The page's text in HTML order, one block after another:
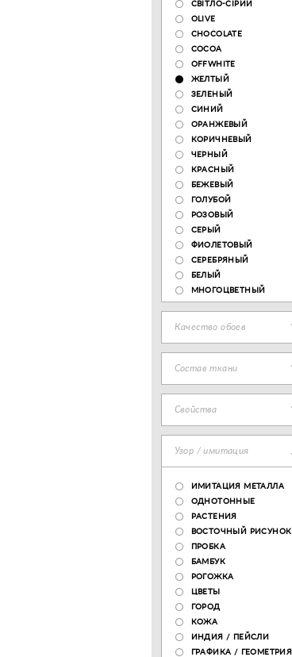
СВІТЛО-СІРИЙ
OLIVE
CHOCOLATE
COCOA
OFFWHITE
ЖЕЛТЫЙ
ЗЕЛЕНЫЙ
СИНИЙ
ОРАНЖЕВЫЙ
КОРИЧНЕВЫЙ
ЧЕРНЫЙ
КРАСНЫЙ
БЕЖЕВЫЙ
ГОЛУБОЙ
РОЗОВЫЙ
СЕРЫЙ
ФИОЛЕТОВЫЙ
СЕРЕБРЯНЫЙ
БЕЛЫЙ
МНОГОЦВЕТНЫЙ
Качество обоев
Состав ткани
Свойства
Узор / имитация
ИМИТАЦИЯ МЕТАЛЛА
ОДНОТОННЫЕ
РАСТЕНИЯ
ВОСТОЧНЫЙ РИСУНОК
ПРОБКА
БАМБУК
РОГОЖКА
ЦВЕТЫ
ГОРОД
КОЖА
ИНДИЯ / ПЕЙСЛИ
ГРАФИКА / ГЕОМЕТРИЯ